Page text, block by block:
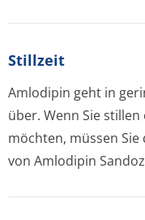
Stillzeit
Amlodipin geht in
über. Wenn Sie
möchten, müssen
von Amlodipin